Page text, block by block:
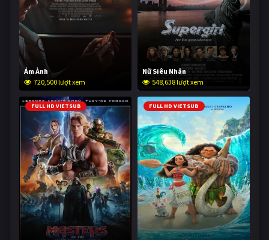
Ám Ảnh
720,500 lượt xem
Nữ Siêu Nhân
548,638 lượt xem
FULL HD VIETSUB FULL HD VIETSUB